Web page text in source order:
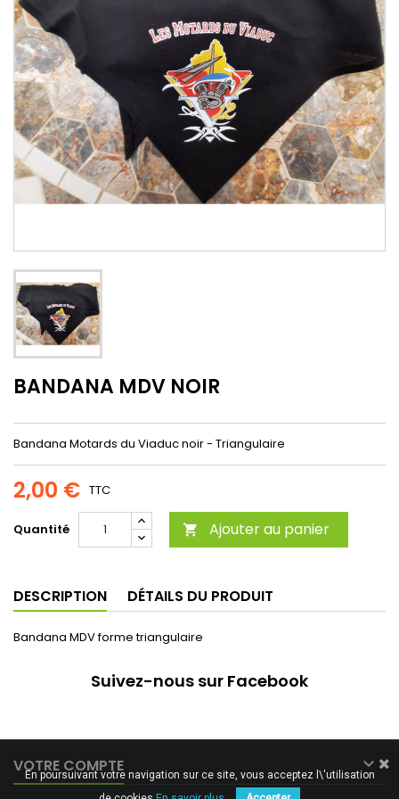
BANDANA MDV NOIR
Bandana Motards du Viaduc noir - Triangulaire
2,00 € TTC
Quantité  Ajouter au panier
DESCRIPTION DÉTAILS DU PRODUIT
Bandana MDV forme triangulaire
Suivez-nous sur Facebook
VOTRE COMPTE 
En poursuivant votre navigation sur ce site, vous acceptez l\'utilisation